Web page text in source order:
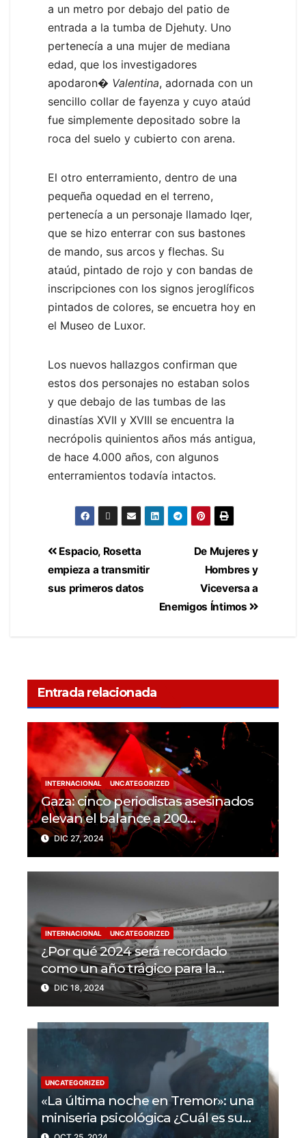
a un metro por debajo del patio de
entrada a la tumba de Djehuty. Uno
pertenecía a una mujer de mediana
edad, que los investigadores
apodaron� Valentina, adornada con un
sencillo collar de fayenza y cuyo ataúd
fue simplemente depositado sobre la
roca del suelo y cubierto con arena.
El otro enterramiento, dentro de una
pequeña oquedad en el terreno,
pertenecía a un personaje llamado Iqer,
que se hizo enterrar con sus bastones
de mando, sus arcos y flechas. Su
ataúd, pintado de rojo y con bandas de
inscripciones con los signos jeroglíficos
pintados de colores, se encuetra hoy en
el Museo de Luxor.
Los nuevos hallazgos confirman que
estos dos personajes no estaban solos
y que debajo de las tumbas de las
dinastías XVII y XVIII se encuentra la
necrópolis quinientos años más antigua,
de hace 4.000 años, con algunos
enterramientos todavía intactos.
De Mujeres y
Hombres y
Viceversa a
Enemigos Íntimos
Espacio, Rosetta
empieza a transmitir
sus primeros datos
Entrada relacionada
INTERNACIONAL UNCATEGORIZED
Gaza: cinco periodistas asesinados
elevan el balance a 200
trabajadores de la prensa muertos
en 2024
DIC 27, 2024
INTERNACIONAL UNCATEGORIZED
¿Por qué 2024 será recordado
como un año trágico para la
libertad de prensa? Un tercio de los
periodistas asesinados por Israel
DIC 18, 2024
UNCATEGORIZED
«La última noche en Tremor»: una
miniseria psicológica ¿Cuál es su
trama?